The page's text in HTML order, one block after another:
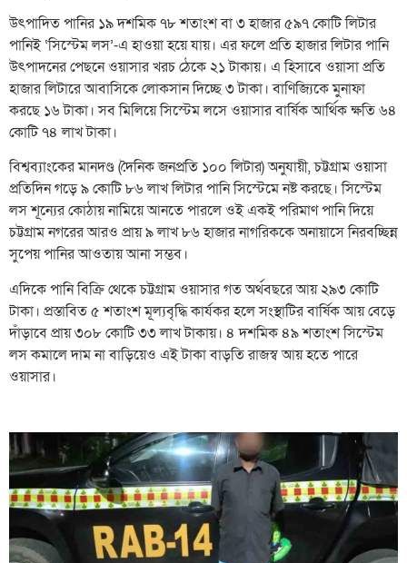
উৎপাদিত পানির ১৯ দশমিক ৭৮ শতাংশ বা ৩ হাজার ৫৯৭ কোটি লিটার
পানিই ‘সিস্টেম লস’-এ হাওয়া হয়ে যায়। এর ফলে প্রতি হাজার লিটার পানি
উৎপাদনের পেছনে ওয়াসার খরচ ঠেকে ২১ টাকায়। এ হিসাবে ওয়াসা প্রতি
হাজার লিটারে আবাসিকে লোকসান দিচ্ছে ৩ টাকা। বাণিজ্যিকে মুনাফা
করছে ১৬ টাকা। সব মিলিয়ে সিস্টেম লসে ওয়াসার বার্ষিক আর্থিক ক্ষতি ৬৪
কোটি ৭৪ লাখ টাকা।
বিশ্বব্যাংকের মানদণ্ড (দৈনিক জনপ্রতি ১০০ লিটার) অনুযায়ী, চট্টগ্রাম ওয়াসা
প্রতিদিন গড়ে ৯ কোটি ৮৬ লাখ লিটার পানি সিস্টেমে নষ্ট করছে। সিস্টেম
লস শূন্যের কোঠায় নামিয়ে আনতে পারলে ওই একই পরিমাণ পানি দিয়ে
চট্টগ্রাম নগরের আরও প্রায় ৯ লাখ ৮৬ হাজার নাগরিককে অনায়াসে নিরবচ্ছিন্ন
সুপেয় পানির আওতায় আনা সম্ভব।
এদিকে পানি বিক্রি থেকে চট্টগ্রাম ওয়াসার গত অর্থবছরে আয় ২৯৩ কোটি
টাকা। প্রস্তাবিত ৫ শতাংশ মূল্যবৃদ্ধি কার্যকর হলে সংস্থাটির বার্ষিক আয় বেড়ে
দাঁড়াবে প্রায় ৩০৮ কোটি ৩৩ লাখ টাকায়। ৪ দশমিক ৪৯ শতাংশ সিস্টেম
লস কমালে দাম না বাড়িয়েও এই টাকা বাড়তি রাজস্ব আয় হতে পারে
ওয়াসার।